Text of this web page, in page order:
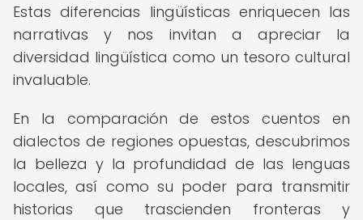
Estas diferencias lingüísticas enriquecen las
narrativas y nos invitan a apreciar la
diversidad lingüística como un tesoro cultural
invaluable.
En la comparación de estos cuentos en
dialectos de regiones opuestas, descubrimos
la belleza y la profundidad de las lenguas
locales, así como su poder para transmitir
historias que trascienden fronteras y